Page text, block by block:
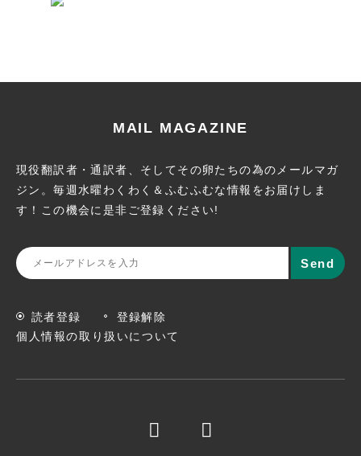
MAIL MAGAZINE
現役翻訳者・通訳者、そしてその卵たちの為のメールマガ
ジン。毎週水曜わくわく＆ふむふむな情報をお届けしま
す！この機会に 是非ご登録ください!
読者登録
登録解除
個人情報の取り扱いについて